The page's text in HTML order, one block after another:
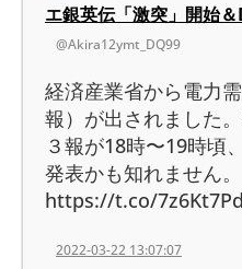
エ銀英伝「激突」開始
@Akira12ymt_DQ99
経済産業省から電力
報）が出されました
３報が18時〜19時頃
発表かも知れません。
https://t.co/
2022-03-22 13:07:07